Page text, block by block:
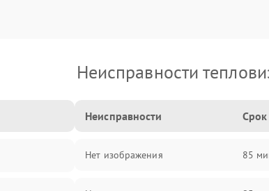
Неисправности
Неисправности Срок
Нет изображения 85